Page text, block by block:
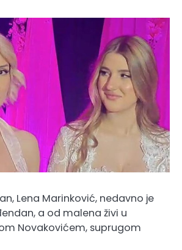
Lena Marinković, nedavno je
a od malena živi u
Novakovićem, suprugom